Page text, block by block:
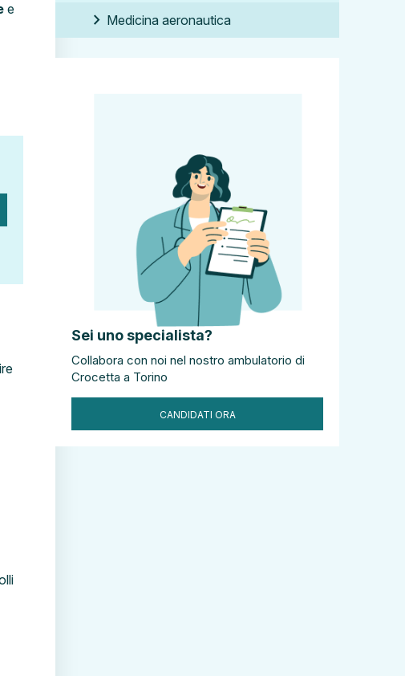
e
chevron_right Medicina aeronautica
Sei uno specialista?
Collabora con noi nel nostro ambulatorio di
Crocetta a Torino
CANDIDATI ORA